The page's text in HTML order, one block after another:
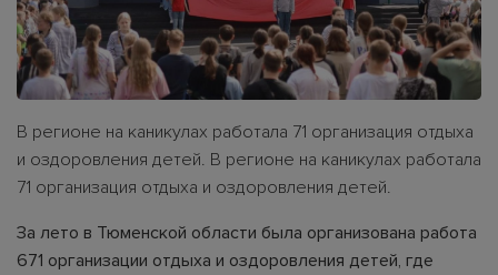
В регионе на каникулах работала 71 организация отдыха
и оздоровления детей. В регионе на каникулах работала
71 организация отдыха и оздоровления детей.
За лето в Тюменской области была организована работа
671 организации отдыха и оздоровления детей, где